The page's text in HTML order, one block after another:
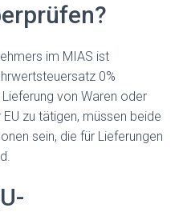
im MIAS ist
0%
von Waren oder
zu tätigen, müssen beide
sein, die für Lieferungen